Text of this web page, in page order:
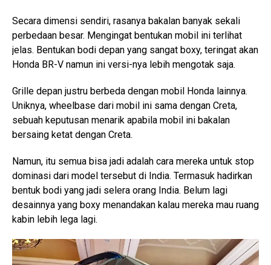
Secara dimensi sendiri, rasanya bakalan banyak sekali
perbedaan besar. Mengingat bentukan mobil ini terlihat
jelas. Bentukan bodi depan yang sangat boxy, teringat akan
Honda BR-V namun ini versi-nya lebih mengotak saja.
Grille depan justru berbeda dengan mobil Honda lainnya.
Uniknya, wheelbase dari mobil ini sama dengan Creta,
sebuah keputusan menarik apabila mobil ini bakalan
bersaing ketat dengan Creta.
Namun, itu semua bisa jadi adalah cara mereka untuk stop
dominasi dari model tersebut di India. Termasuk hadirkan
bentuk bodi yang jadi selera orang India. Belum lagi
desainnya yang boxy menandakan kalau mereka mau ruang
kabin lebih lega lagi.